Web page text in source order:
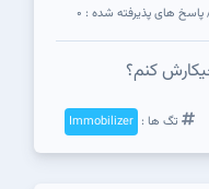
کنم؟
تگ ها : Immobilizer